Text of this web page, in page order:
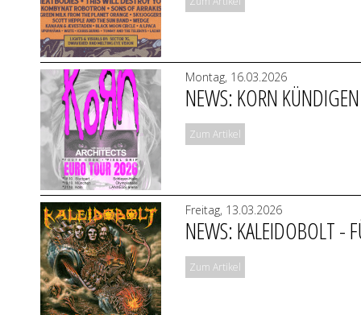
Montag, 16.03.2026
NEWS: KORN
Zum Artikel
Freitag, 13.03.2026
NEWS: KALEIDOBOLT -
Zum Artikel